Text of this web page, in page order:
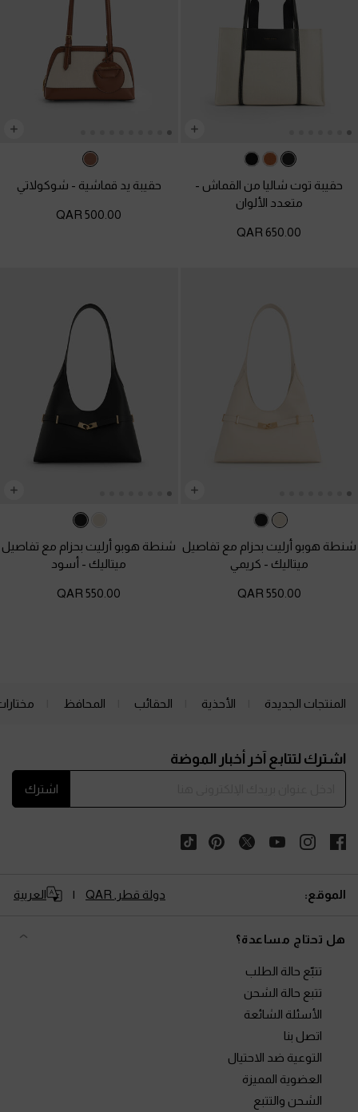
حقيبة توت شاليا من القماش -
متعدد الألوان
650.00 QAR
حقيبة يد قماشية - شوكولاتي
500.00 QAR
شنطة هوبو أرليت بحزام مع تفاصيل
ميتاليك - كريمي
550.00 QAR
شنطة هوبو أرليت بحزام مع تفاصيل
ميتاليك - أسود
550.00 QAR
المنتجات الجديدة الأحذية الحقائب المحافظ
اشترك لتتابع آخر أخبار الموضة
اشترك
الموقع: دولة قطر, QAR العربية
هل تحتاج مساعدة؟
تتبّع حالة الطلب
تتبع حالة الشحن
الأسئلة الشائعة
اتصل بنا
التوعية ضد الاحتيال
العضوية المميزة
الشحن والتتبع